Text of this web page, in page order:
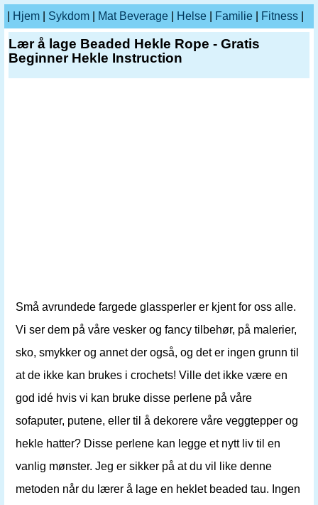
Hjem Sykdom Mat Beverage Helse Familie Fitness
Lær å lage Beaded Hekle Rope - Gratis
Beginner Hekle Instruction
Små avrundede fargede glassperler er kjent for oss alle.
Vi ser dem på våre vesker og fancy tilbehør, på malerier,
sko, smykker og annet der også, og det er ingen grunn til
at de ikke kan brukes i crochets! Ville det ikke være en
god idé hvis vi kan bruke disse perlene på våre
sofaputer, putene, eller til å dekorere våre veggtepper og
hekle hatter? Disse perlene kan legge et nytt liv til en
vanlig mønster. Jeg er sikker på at du vil like denne
metoden når du lærer å lage en heklet beaded tau. Ingen